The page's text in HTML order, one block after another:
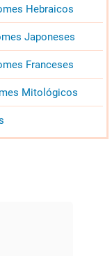
Hebraicos
Japoneses
Franceses
Mitológicos